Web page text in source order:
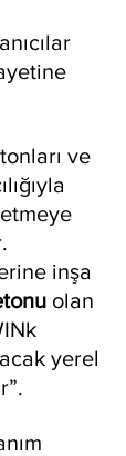
ve
inşa
olan
yerel